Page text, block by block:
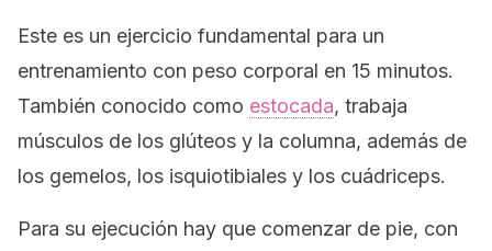
Este es un ejercicio fundamental para un
entrenamiento con peso corporal en 15 minutos.
También conocido como estocada, trabaja
músculos de los glúteos y la columna, además de
los gemelos, los isquiotibiales y los cuádriceps.
Para su ejecución hay que comenzar de pie, con